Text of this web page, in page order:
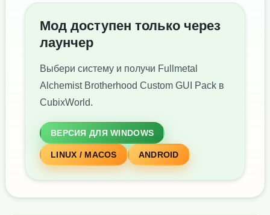
Мод доступен только через
лаунчер
Выбери систему и получи Fullmetal
Alchemist Brotherhood Custom GUI Pack в
CubixWorld.
ВЕРСИЯ ДЛЯ WINDOWS
LINUX / MACOS ANDROID